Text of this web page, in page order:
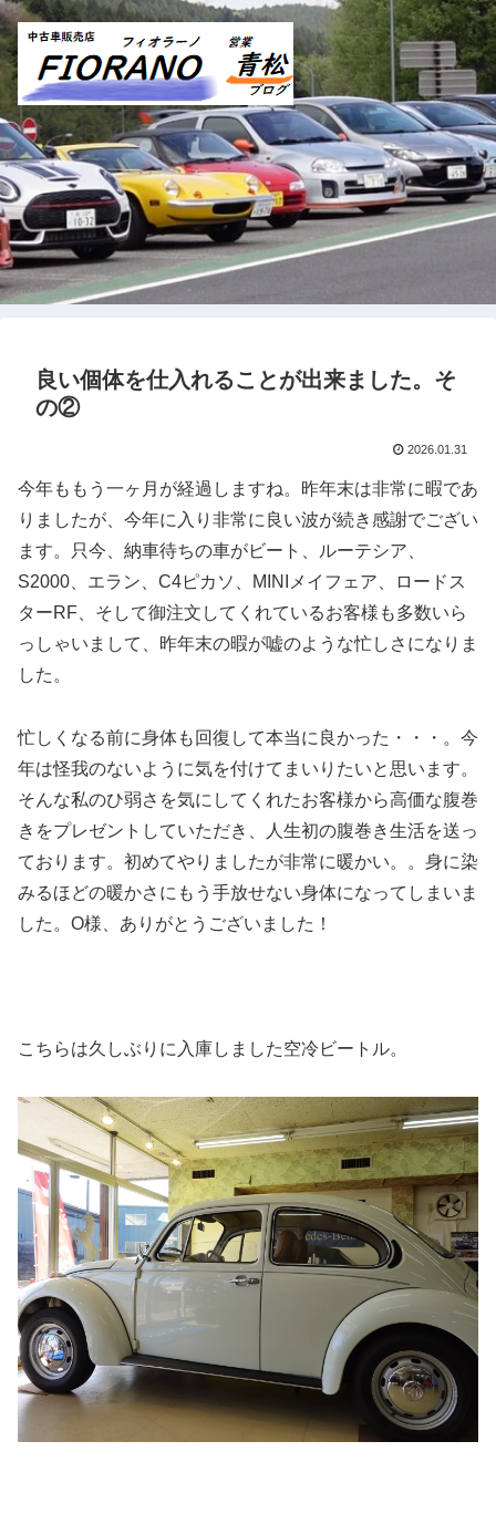
良い個体を仕入れることが出来ました。そ
の②
2026.01.31
今年ももう一ヶ月が経過しますね。昨年末は非常に暇であ
りましたが、今年に入り非常に良い波が続き感謝でござい
ます。只今、納車待ちの車がビート、ルーテシア、
S2000、エラン、C4ピカソ、MINIメイフェア、ロードス
ターRF、そして御注文してくれているお客様も多数いら
っしゃいまして、昨年末の暇が嘘のような忙しさになりま
した。
忙しくなる前に身体も回復して本当に良かった・・・。今
年は怪我のないように気を付けてまいりたいと思います。
そんな私のひ弱さを気にしてくれたお客様から高価な腹巻
きをプレゼントしていただき、人生初の腹巻き生活を送っ
ております。初めてやりましたが非常に暖かい。。身に染
みるほどの暖かさにもう手放せない身体になってしまいま
した。O様、ありがとうございました！
こちらは久しぶりに入庫しました空冷ビートル。